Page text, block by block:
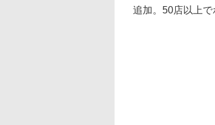
追加。50店以上で